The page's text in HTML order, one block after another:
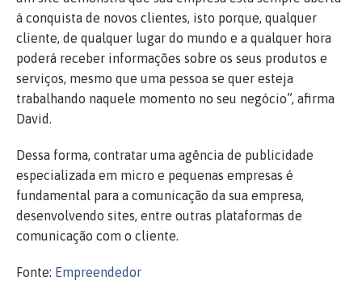
à conquista de novos clientes, isto porque, qualquer
cliente, de qualquer lugar do mundo e a qualquer hora
poderá receber informações sobre os seus produtos e
serviços, mesmo que uma pessoa se quer esteja
trabalhando naquele momento no seu negócio”, afirma
David.
Dessa forma, contratar uma agência de publicidade
especializada em micro e pequenas empresas é
fundamental para a comunicação da sua empresa,
desenvolvendo sites, entre outras plataformas de
comunicação com o cliente.
Fonte: Empreendedor